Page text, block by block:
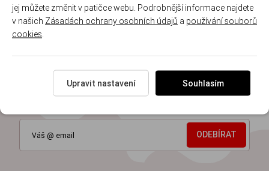
Moderní prodejny a vzorkovny
Registrujte se k odběru newsletteru a už Vám
ODEBÍRAT
jej můžete změnit v patičce webu. Podrobnější informace najdete
v našich Zásadách ochrany osobních údajů a používání souborů
cookies
Upravit nastavení Souhlasím